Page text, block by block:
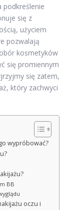
podkreślenie
się z
użyciem
pozwalają
kosmetyków
się promiennym
się zatem,
który zachwyci
wypróbować?
BB
oczu i